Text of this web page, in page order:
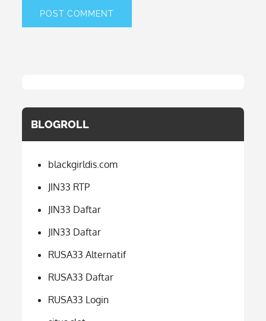
BLOGROLL
blackgirldis.com
JIN33 RTP
JIN33 Daftar
JIN33 Daftar
RUSA33 Alternatif
RUSA33 Daftar
RUSA33 Login